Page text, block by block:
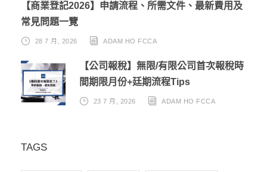
【商業登記2026】申請流程、所需文件、最新費用及
常見問題一覽
28 7 月, 2026 ADAM HO FCCA
【公司報稅】無限/有限公司首次報稅時
間期限月份+廷期流程Tips
23 7 月, 2026 ADAM HO FCCA
TAGS